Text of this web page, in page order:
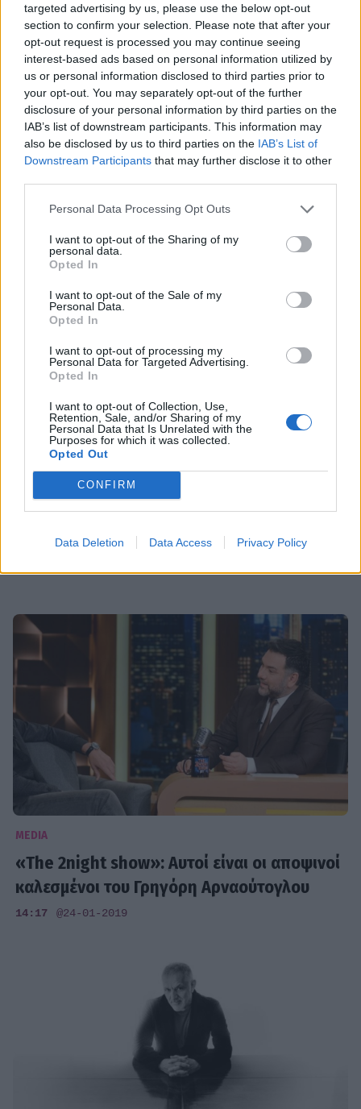
targeted advertising by us, please use the below opt-out
section to confirm your selection. Please note that after your
opt-out request is processed you may continue seeing
interest-based ads based on personal information utilized by
us or personal information disclosed to third parties prior to
your opt-out. You may separately opt-out of the further
disclosure of your personal information by third parties on the
IAB’s list of downstream participants. This information may
also be disclosed by us to third parties on the IAB’s List of
Downstream Participants that may further disclose it to other
Personal Data Processing Opt Outs
I want to opt-out of the Sharing of my
personal data.
Opted In
I want to opt-out of the Sale of my
Personal Data.
Opted In
I want to opt-out of processing my
Personal Data for Targeted Advertising.
Opted In
I want to opt-out of Collection, Use,
Retention, Sale, and/or Sharing of my
Personal Data that Is Unrelated with the
Purposes for which it was collected.
Opted Out
CONFIRM
Data Deletion Data Access Privacy Policy
EXODOS
Μαχαιρίτσας - Πορτοκάλογλου: Μια
υπέροχη συναυλία! «Μάγεψαν» το κοινό
MEDIA
Στην Υγειά μας ρε Παιδιά: Ο Πορτοκάλογλου
και ο Μαχαιρίτσας ταξιδεύουν με τις
ερμηνείες τους
20:40 @21-02-2019
MEDIA
«The 2night show»: Αυτοί είναι οι αποψινοί
καλεσμένοι του Γρηγόρη Αρναούτογλου
14:17 @24-01-2019